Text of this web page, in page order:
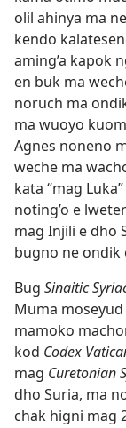
olil ahinya ma
kendo
aming’a kapok
en buk ma
noruch ma
ma wuoyo
Agnes noneno
weche ma
kata “mag
noting’o e
mag Injili e dho
bugno ne ondik
Bug Sinaitic
Muma
mamoko
kod Codex
mag Curetonian
dho Suria, ma
chak higni mag